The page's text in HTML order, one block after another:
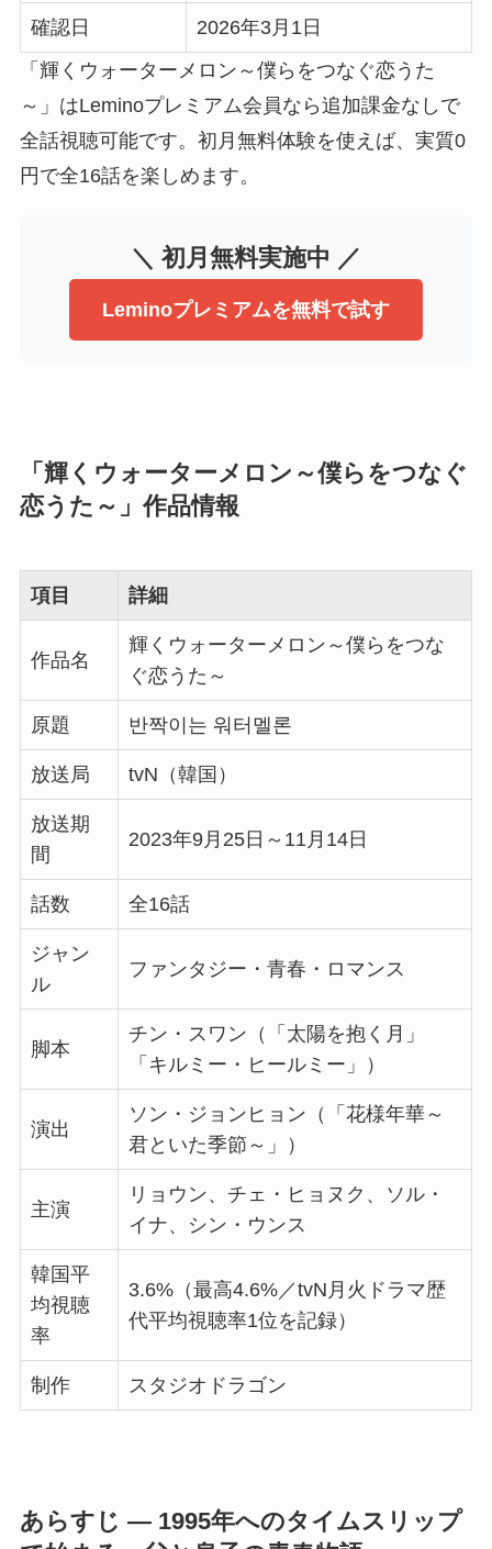
確認日
2026年3月1日
「輝くウォーターメロン～僕らをつなぐ恋うた
～」はLeminoプレミアム会員なら追加課金なしで
全話視聴可能です。初月無料体験を使えば、実質0
円で全16話を楽しめます。
＼ 初月無料実施中 ／
Leminoプレミアムを無料で試す
「輝くウォーターメロン～僕らをつなぐ
恋うた～」作品情報
項目 詳細
作品名
輝くウォーターメロン～僕らをつな
ぐ恋うた～
原題 반짝이는 워터멜론
放送局 tvN（韓国）
放送期
間
2023年9月25日～11月14日
話数 全16話
ジャン
ル
ファンタジー・青春・ロマンス
脚本
チン・スワン（「太陽を抱く月」
「キルミー・ヒールミー」）
演出
ソン・ジョンヒョン（「花様年華～
君といた季節～」）
主演
リョウン、チェ・ヒョヌク、ソル・
イナ、シン・ウンス
韓国平
均視聴
率
3.6%（最高4.6%／tvN月火ドラマ歴
代平均視聴率1位を記録）
制作 スタジオドラゴン
あらすじ ― 1995年へのタイムスリップ